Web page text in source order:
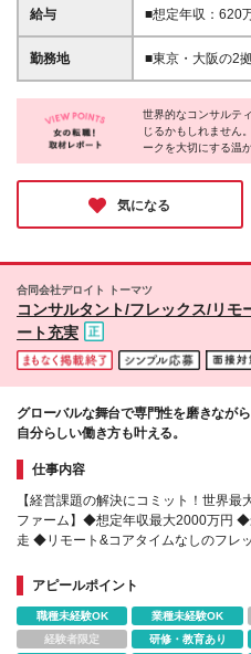
務経験（要件定
画、業務改善、
ど 【このような方をお待ちしています！】 □社会課
を描くだけでな
ルな環境で多彩
生活を両立したい
給与
■想定年収：620
円〜160万8,400円＋賞与 ※月給
（12万1,700円〜
（期間中の条件
勤務地
■東京・大阪の2
リッドワークOK 【東京｜二重橋オフィス】 東京都千
代田区丸の内3-2-
阪オフィス】 大
三井ビルディング ※(仕事内容欄：変更の範囲)仕事内
容欄の記載を除
範囲)勤務地欄の
世界的なコンサルテ
じるかもしれません
ークを大切にする温
携が日常的で、多様
ながら課題解決に取
に活用できる風土”
したい方におすすめ
気になる
合同会社デロイト トーマツ
コンサルタント/フレックス/リ
ート充実
グローバルな舞台で専門性を磨きながら
自分らしい働き方も叶える。
仕事内容
【経営課題の解決にコミット！世界最
ファーム】◆想定年収最大2000万円 ◆
走 ◆リモート&コアタイムなしのフレ
アピールポイント
職種未経験OK 業種未経験OK
経験者限定
研修・教育あり